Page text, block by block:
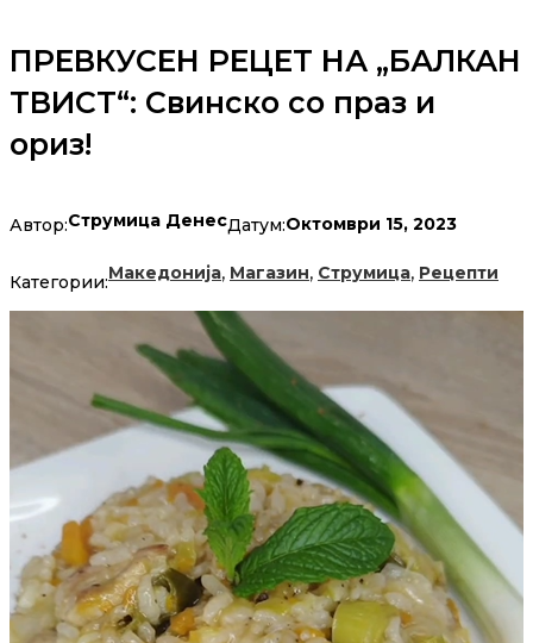
ПРЕВКУСЕН РЕЦЕТ НА „БАЛКАН
ТВИСТ“: Свинско со праз и
ориз!
Автор:Струмица ДенесДатум:Октомври 15, 2023
Категории:Македонија, Магазин, Струмица, Рецепти